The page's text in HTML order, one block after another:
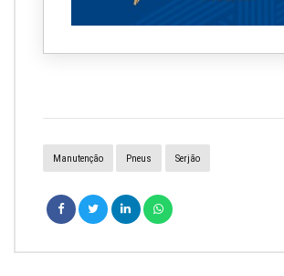
Manutenção Pneus Serjão